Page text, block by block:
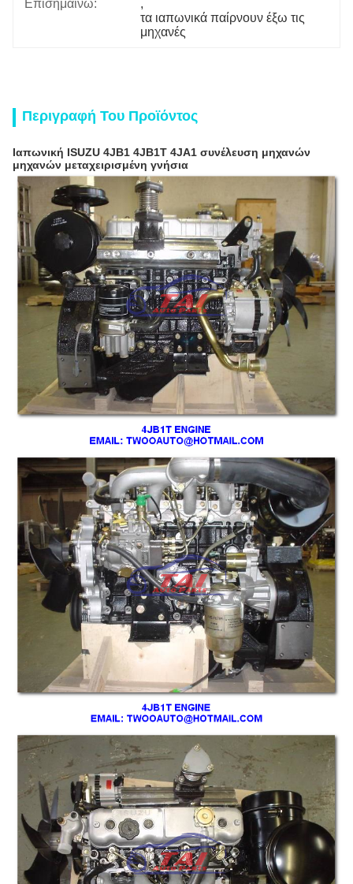
Επισημαίνω:
,
τα ιαπωνικά παίρνουν έξω τις
μηχανές
Περιγραφή Του Προϊόντος
Ιαπωνική ISUZU 4JB1 4JB1T 4JA1 συνέλευση μηχανών
μηχανών μεταχειρισμένη γνήσια